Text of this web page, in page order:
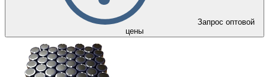
Запрос оптовой
цены